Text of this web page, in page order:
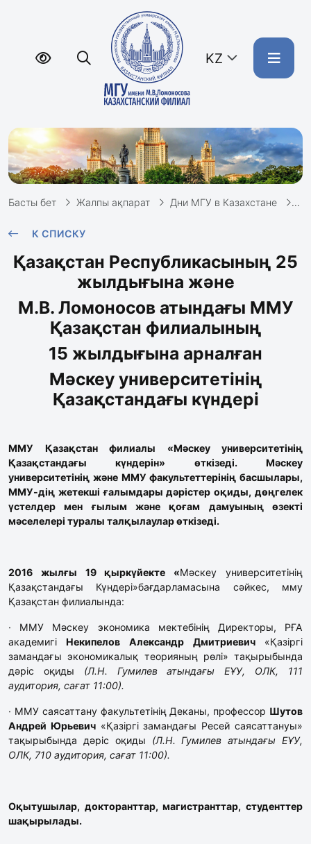
KZ
Басты бет Жалпы ақпарат Дни МГУ в Казахстане
К СПИСКУ
Қазақстан Республикасының 25
жылдығына және
М.В. Ломоносов атындағы ММУ
Қазақстан филиалының
15 жылдығына арналған
Мәскеу университетінің
Қазақстандағы күндері
ММУ Қазақстан филиалы «Мәскеу университетінің
Қазақстандағы күндерін» өткізеді. Мәскеу
университетінің және ММУ факультеттерінің басшылары,
ММУ-дің жетекші ғалымдары дәрістер оқиды, дөңгелек
үстелдер мен ғылым және қоғам дамуының өзекті
мәселелері туралы талқылаулар өткізеді.
2016 жылғы 19 қыркүйекте «Мәскеу университетінің
Қазақстандағы Күндері»бағдарламасына сәйкес, мму
Қазақстан филиалында:
· ММУ Мәскеу экономика мектебінің Директоры, РҒА
академигі Некипелов Александр Дмитриевич «Қазіргі
замандағы экономикалық теорияның рөлі» тақырыбында
дәріс оқиды (Л.Н. Гумилев атындағы ЕҰУ, ОЛК, 111
аудитория, сағат 11:00).
· ММУ саясаттану факультетінің Деканы, профессор Шутов
Андрей Юрьевич«Қазіргі замандағы Ресей саясаттануы»
тақырыбында дәріс оқиды (Л.Н. Гумилев атындағы ЕҰУ,
ОЛК, 710 аудитория, сағат 11:00).
Оқытушылар, докторанттар, магистранттар, студенттер
шақырылады.